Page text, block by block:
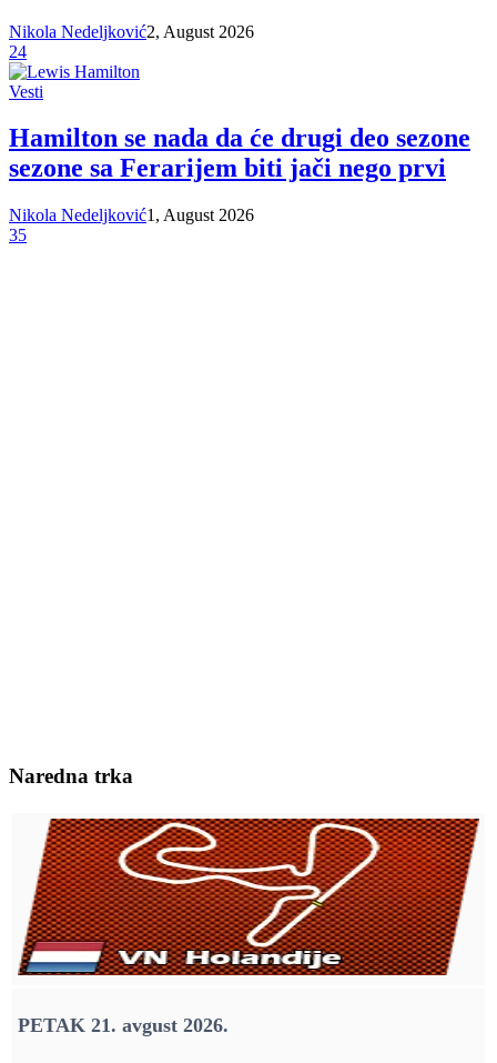
Nikola Nedeljković2, August 2026
24
Vesti
Hamilton se nada da će drugi deo sezone
sezone sa Ferarijem biti jači nego prvi
Nikola Nedeljković1, August 2026
35
Naredna trka
PETAK 21. avgust 2026.